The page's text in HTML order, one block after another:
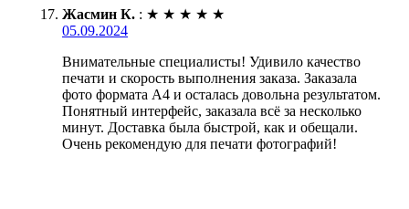
Жасмин К. : ★ ★ ★ ★ ★
05.09.2024
Внимательные специалисты! Удивило качество
печати и скорость выполнения заказа. Заказала
фото формата А4 и осталась довольна результатом.
Понятный интерфейс, заказала всё за несколько
минут. Доставка была быстрой, как и обещали.
Очень рекомендую для печати фотографий!